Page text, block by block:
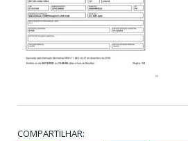
COMPARTILHAR: